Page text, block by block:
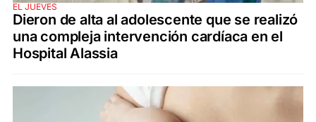
EL JUEVES
Dieron de alta al adolescente que se realizó
una compleja intervención cardíaca en el
Hospital Alassia